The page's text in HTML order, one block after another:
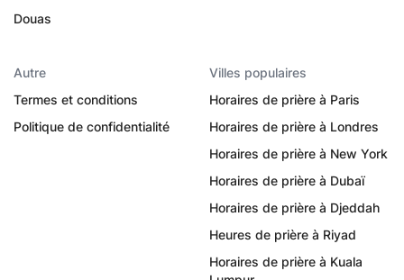
Douas
Autre
Termes et conditions
Politique de confidentialité
Villes populaires
Horaires de prière à Paris
Horaires de prière à Londres
Horaires de prière à New York
Horaires de prière à Dubaï
Horaires de prière à Djeddah
Heures de prière à Riyad
Horaires de prière à Kuala